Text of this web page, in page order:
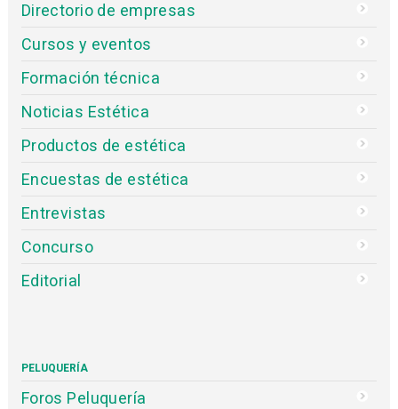
Directorio de empresas
Cursos y eventos
Formación técnica
Noticias Estética
Productos de estética
Encuestas de estética
Entrevistas
Concurso
Editorial
PELUQUERÍA
Foros Peluquería